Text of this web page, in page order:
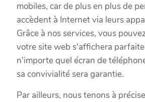
mobiles, car de plus en plus de
accèdent à Internet via leurs
Grâce à nos services, vous
votre site web s'affichera
n'importe quel écran de
sa convivialité sera garantie.
Par ailleurs, nous tenons à